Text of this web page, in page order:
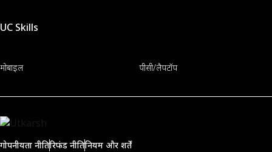
UC Skills
मोबाइल पीसी/लैपटॉप
गोपनीयता नीतिरिफंड नीतिनियम और शर्तें